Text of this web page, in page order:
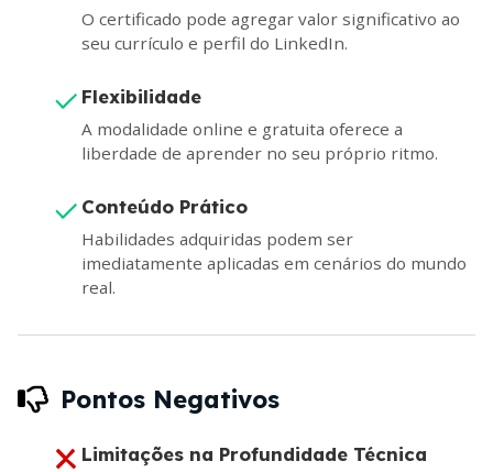
O certificado pode agregar valor significativo ao
seu currículo e perfil do LinkedIn.
Flexibilidade
A modalidade online e gratuita oferece a
liberdade de aprender no seu próprio ritmo.
Conteúdo Prático
Habilidades adquiridas podem ser
imediatamente aplicadas em cenários do mundo
real.
Pontos Negativos
Limitações na Profundidade Técnica